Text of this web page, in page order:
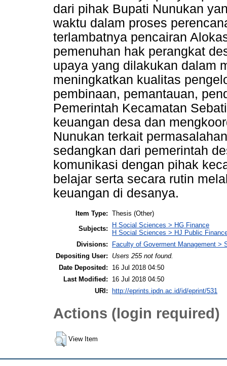
dari pihak Bupati Nunukan
waktu dalam proses
terlambatnya pencairan
pemenuhan hak perangkat
upaya yang dilakukan dalam
meningkatkan kualitas
pembinaan, pemantauan,
Pemerintah Kecamatan
keuangan desa dan
Nunukan terkait
sedangkan dari pemerintah
komunikasi dengan pihak
belajar serta secara rutin
keuangan di desanya.
Item Type: Thesis (Other)
Subjects:
H Social Sciences > HG Finance
H Social Sciences > HJ Public
Divisions:
Faculty of Goverment Management >
Depositing User:
Users 255 not found.
Date Deposited:
16 Jul 2018 04:50
Last Modified:
16 Jul 2018 04:50
URI:
http://eprints.ipdn.ac.id/id/eprint/531
Actions (login required)
View Item